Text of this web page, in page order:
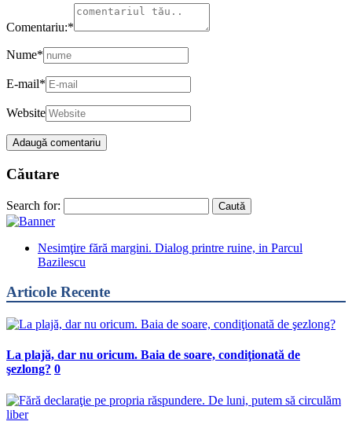
Comentariu:*
Nume*
E-mail*
Website
Căutare
Search for:
Nesimţire fără margini. Dialog printre ruine, in Parcul
Bazilescu
Articole Recente
La plajă, dar nu oricum. Baia de soare, condiţionată de
şezlong? 0